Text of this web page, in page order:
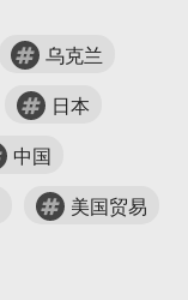
乌克兰
日本
中国
美国贸易